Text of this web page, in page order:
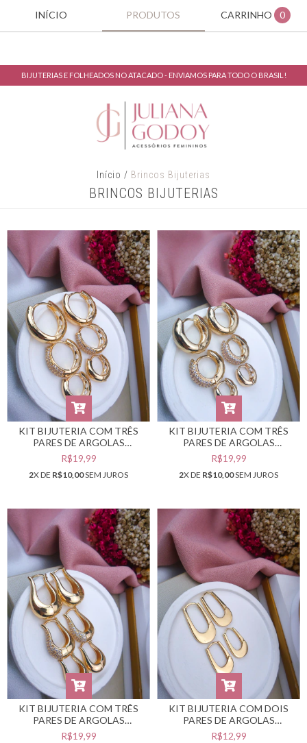
INÍCIO PRODUTOS CARRINHO 0
BIJUTERIAS E FOLHEADOS NO ATACADO - ENVIAMOS PARA TODO O BRASIL!
Início / Brincos Bijuterias
BRINCOS BIJUTERIAS
KIT BIJUTERIA COM TRÊS
PARES DE ARGOLAS
DOURADAS #B0105551
R$19,99
2X DE R$10,00SEM JUROS
KIT BIJUTERIA COM TRÊS
PARES DE ARGOLAS
DOURADAS #B0105549
R$19,99
2X DE R$10,00SEM JUROS
KIT BIJUTERIA COM TRÊS
PARES DE ARGOLAS
DOURADAS #B0105548
R$19,99
KIT BIJUTERIA COM DOIS
PARES DE ARGOLAS
DOURADAS #B0105547
R$12,99